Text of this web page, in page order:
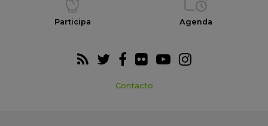
Participa Agenda
Contacto